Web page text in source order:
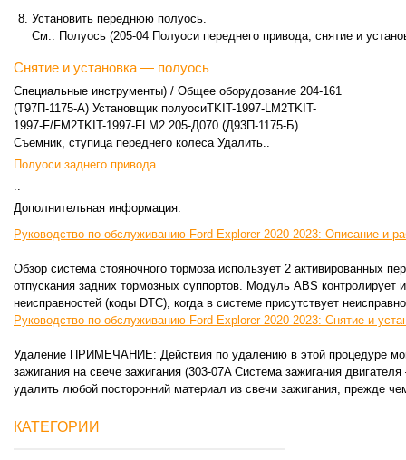
Установить переднюю полуось.
См.: Полуось (205-04 Полуоси переднего привода, снятие и
Снятие и установка — полуось
Специальные инструменты) / Общее оборудование 204-161
(Т97П-1175-А) Установщик полуосиTKIT-1997-LM2TKIT-
1997-F/FM2TKIT-1997-FLM2 205-Д070 (Д93П-1175-Б)
Съемник, ступица переднего колеса Удалить..
Полуоси заднего привода
..
Дополнительная информация:
Руководство по обслуживанию Ford Explorer 2020-2023: Описание и
Обзор система стояночного тормоза использует 2 активированных
отпускания задних тормозных суппортов. Модуль ABS контролирует
неисправностей (коды DTC), когда в системе присутствует
Руководство по обслуживанию Ford Explorer 2020-2023: Снятие и
Удаление ПРИМЕЧАНИЕ: Действия по удалению в этой процедуре
зажигания на свече зажигания (303-07A Система зажигания
удалить любой посторонний материал из свечи зажигания, прежде
КАТЕГОРИИ